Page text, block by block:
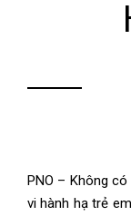
PNO – Không
vi hành hạ trẻ